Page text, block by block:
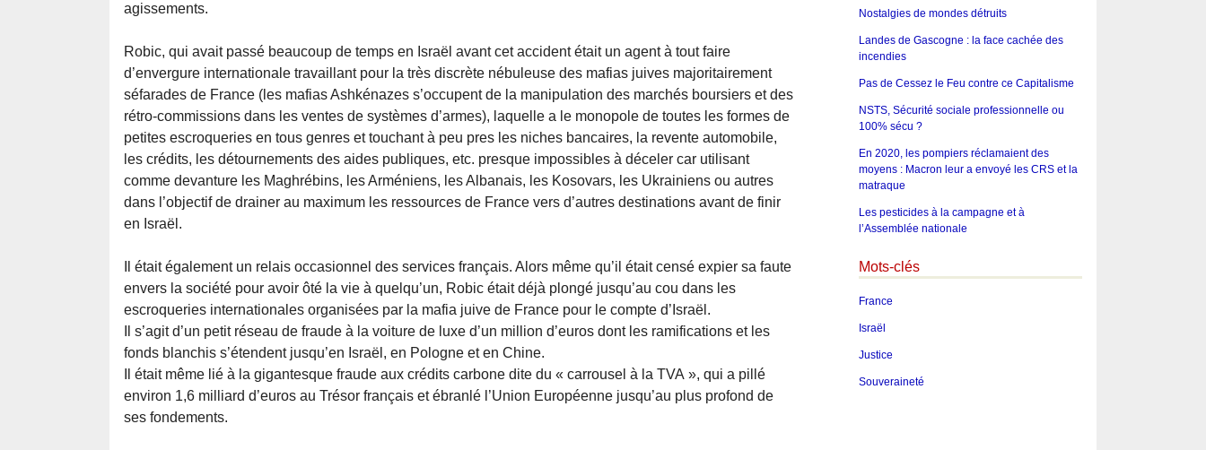
agissements.
Robic, qui avait passé beaucoup de temps en Israël avant cet accident était un agent à tout faire
d’envergure internationale travaillant pour la très discrète nébuleuse des mafias juives majoritairement
séfarades de France (les mafias Ashkénazes s’occupent de la manipulation des marchés boursiers et des
rétro-commissions dans les ventes de systèmes d’armes), laquelle a le monopole de toutes les formes de
petites escroqueries en tous genres et touchant à peu pres les niches bancaires, la revente automobile,
les crédits, les détournements des aides publiques, etc. presque impossibles à déceler car utilisant
comme devanture les Maghrébins, les Arméniens, les Albanais, les Kosovars, les Ukrainiens ou autres
dans l’objectif de drainer au maximum les ressources de France vers d’autres destinations avant de finir
en Israël.
Il était également un relais occasionnel des services français. Alors même qu’il était censé expier sa faute
envers la société pour avoir ôté la vie à quelqu’un, Robic était déjà plongé jusqu’au cou dans les
escroqueries internationales organisées par la mafia juive de France pour le compte d’Israël.
Il s’agit d’un petit réseau de fraude à la voiture de luxe d’un million d’euros dont les ramifications et les
fonds blanchis s’étendent jusqu’en Israël, en Pologne et en Chine.
Il était même lié à la gigantesque fraude aux crédits carbone dite du « carrousel à la TVA », qui a pillé
environ 1,6 milliard d’euros au Trésor français et ébranlé l’Union Européenne jusqu’au plus profond de
ses fondements.
Nostalgies de mondes détruits
Landes de Gascogne : la face cachée des
incendies
Pas de Cessez le Feu contre ce Capitalisme
NSTS, Sécurité sociale professionnelle ou
100% sécu ?
En 2020, les pompiers réclamaient des
moyens : Macron leur a envoyé les CRS et la
matraque
Les pesticides à la campagne et à
l’Assemblée nationale
Mots-clés
France
Israël
Justice
Souveraineté